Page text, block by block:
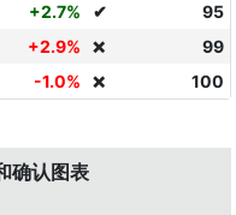
+2.7% ✔
95
+2.9% ❌
99
-1.0% ❌ 100
确认图表